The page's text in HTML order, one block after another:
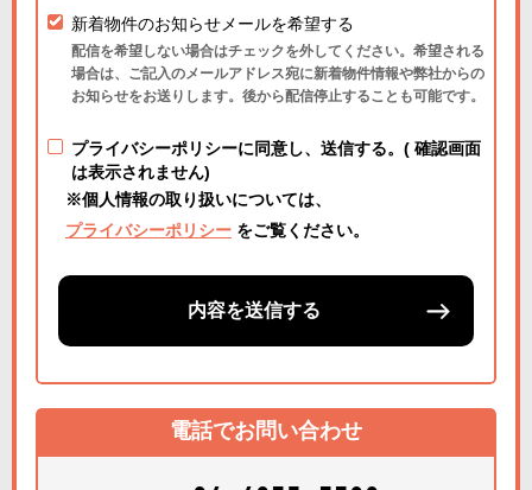
新着物件のお知らせメールを希望する
配信を希望しない場合はチェックを外してください。希望される
場合は、ご記入のメールアドレス宛に新着物件情報や弊社からの
お知らせをお送りします。後から配信停止することも可能です。
プライバシーポリシーに同意し、送信する。( 確認画面
は表示されません)
※個人情報の取り扱いについては、
プライバシーポリシー をご覧ください。
内容を送信する
電話でお問い合わせ